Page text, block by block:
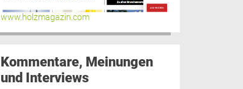
www.holzmagazin.com
Kommentare, Meinungen
und Interviews